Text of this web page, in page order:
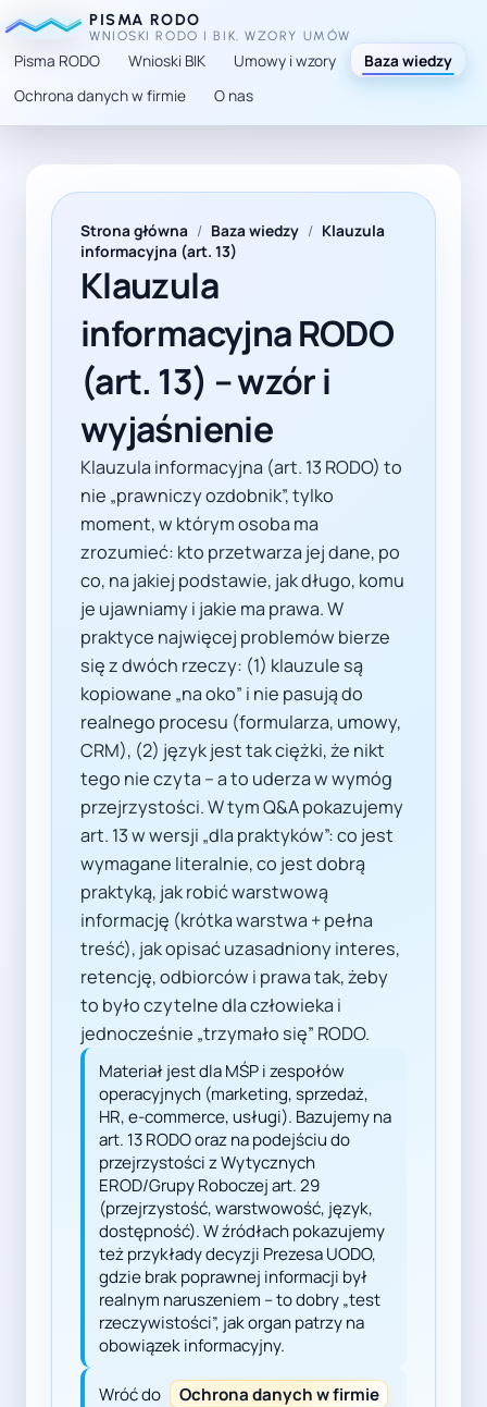
PISMA RODO
WNIOSKI RODO I BIK, WZORY UMÓW
Pisma RODO Wnioski BIK Umowy i wzory
Baza wiedzy
Ochrona danych w firmie
O nas
TL;DR: Tekst pokazuje, jak przygotować klauzulę
Strona główna / Baza wiedzy / Klauzula
informacyjna (art. 13)
Klauzula
informacyjna RODO
(art. 13) – wzór i
wyjaśnienie
Klauzula informacyjna (art. 13 RODO) to
nie „prawniczy ozdobnik”, tylko
moment, w którym osoba ma
zrozumieć: kto przetwarza jej dane, po
co, na jakiej podstawie, jak długo, komu
je ujawniamy i jakie ma prawa. W
praktyce najwięcej problemów bierze
się z dwóch rzeczy: (1) klauzule są
kopiowane „na oko” i nie pasują do
realnego procesu (formularza, umowy,
CRM), (2) język jest tak ciężki, że nikt
tego nie czyta – a to uderza w wymóg
przejrzystości. W tym Q&A pokazujemy
art. 13 w wersji „dla praktyków”: co jest
wymagane literalnie, co jest dobrą
praktyką, jak robić warstwową
informację (krótka warstwa + pełna
treść), jak opisać uzasadniony interes,
retencję, odbiorców i prawa tak, żeby
to było czytelne dla człowieka i
jednocześnie „trzymało się” RODO.
Materiał jest dla MŚP i zespołów
operacyjnych (marketing, sprzedaż,
HR, e-commerce, usługi). Bazujemy na
art. 13 RODO oraz na podejściu do
przejrzystości z Wytycznych
EROD/Grupy Roboczej art. 29
(przejrzystość, warstwowość, język,
dostępność). W źródłach pokazujemy
też przykłady decyzji Prezesa UODO,
gdzie brak poprawnej informacji był
realnym naruszeniem – to dobry „test
rzeczywistości”, jak organ patrzy na
obowiązek informacyjny.
Wróć do Ochrona danych w firmie